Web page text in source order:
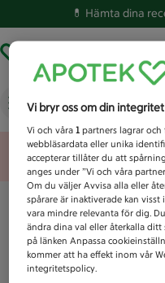
💊 Hämta dina
Vad letar du
Vi bryr oss om din integritet
Vi och våra1 partners lagrar
webbläsardata eller unika
accepterar tillåter du att
anges under ”Vi och våra
Om du väljer Avvisa alla eller
spårare är inaktiverade kan
vara mindre relevanta för dig.
ändra dina val eller återkalla ditt
på länken Anpassa
kommer att ha effekt inom vår
integritetspolicy.